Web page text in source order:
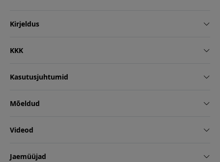
Kirjeldus
KKK
Kasutusjuhtumid
Mõeldud
Videod
Jaemüüjad